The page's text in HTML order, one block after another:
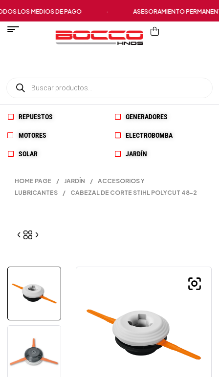
LOS MEDIOS DE PAGO ASESORAMIENTO PERMANENTE
REPUESTOS GENERADORES
MOTORES ELECTROBOMBA
SOLAR JARDÍN
HOME PAGE / JARDÍN /
ACCESORIOS Y
LUBRICANTES
/ CABEZAL DE CORTE STIHL POLYCUT 48-2